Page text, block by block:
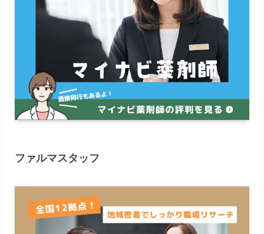
ファルマスタッフ